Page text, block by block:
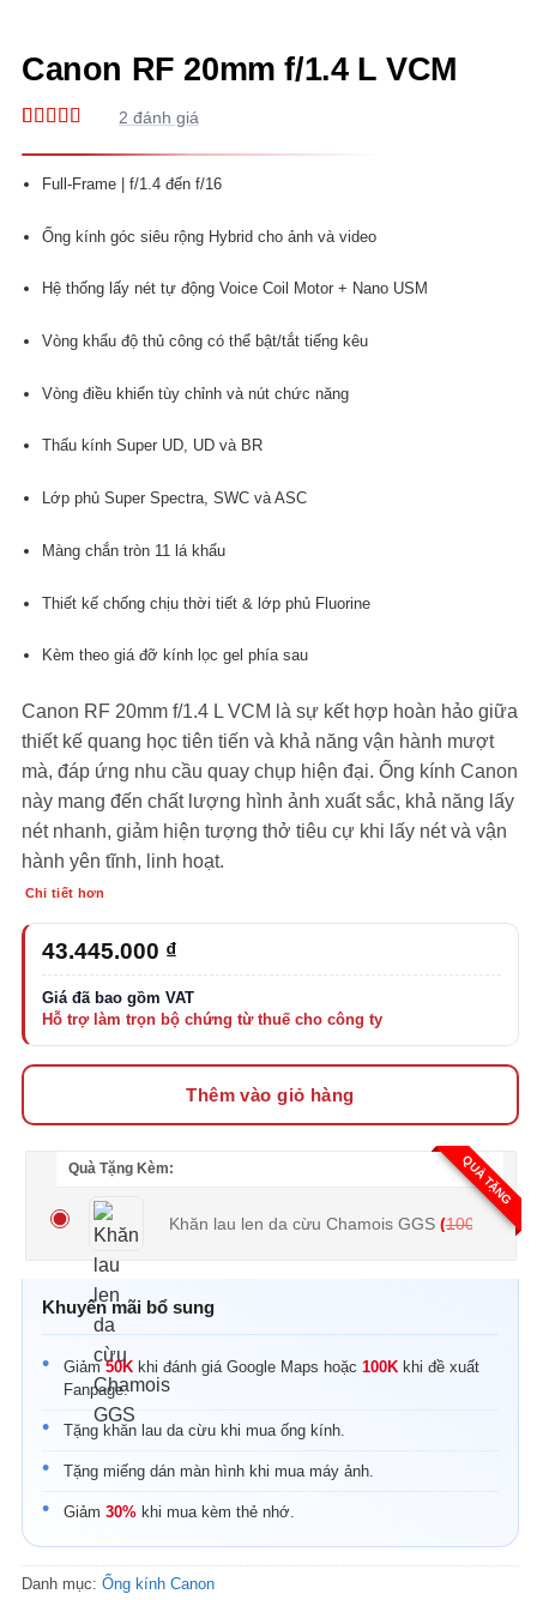
Canon RF 20mm f/1.4 L VCM
giá
2
Full-Frame | f/1.4 đến f/16
Ống kính góc siêu rộng Hybrid cho ảnh và video
Hệ thống lấy nét tự động Voice Coil Motor + Nano USM
Vòng khẩu độ thủ công có thể bật/tắt tiếng kêu
Vòng điều khiển tùy chỉnh và nút chức năng
Thấu kính Super UD, UD và BR
Lớp phủ Super Spectra, SWC và ASC
Màng chắn tròn 11 lá khẩu
Thiết kế chống chịu thời tiết & lớp phủ Fluorine
Kèm theo giá đỡ kính lọc gel phía sau
Canon RF 20mm f/1.4 L VCM là sự kết hợp hoàn hảo giữa
thiết kế quang học tiên tiến và khả năng vận hành mượt
mà, đáp ứng nhu cầu quay chụp hiện đại. Ống kính Canon
này mang đến chất lượng hình ảnh xuất sắc, khả năng lấy
nét nhanh, giảm hiện tượng thở tiêu cự khi lấy nét và vận
hành yên tĩnh, linh hoạt.
Chi tiết hơn
43.445.000 ₫
Thêm vào giỏ hàng
QUÀ TẶNG
Quà Tặng Kèm:
Khăn lau len da cừu Chamois GGS
(100.000₫
Khuyến mãi bổ sung
Giảm50K khi đánh giá Google Maps hoặc 100K khi đề xuất
Fanpage.
Tặng khăn lau da cừu khi mua ống kính.
Tặng miếng dán màn hình khi mua máy ảnh.
Giảm 30% khi mua kèm thẻ nhớ.
Danh mục: Ống kính Canon